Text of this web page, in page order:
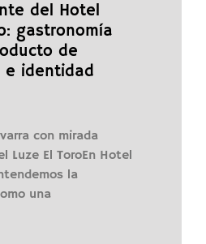
del Hotel
gastronomía
de
e identidad
con mirada
Luze El ToroEn Hotel
la
una